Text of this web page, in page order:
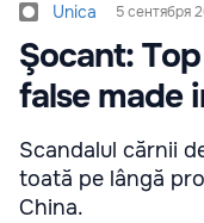
Unica 5 сентября
Şocant:
false made
Scandalul cărnii
toată pe lângă
China.